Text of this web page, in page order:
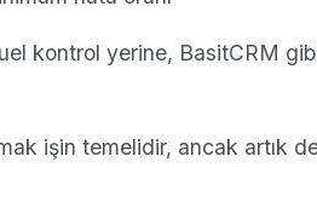
kontrol yerine, BasitCRM
işin temelidir, ancak artık